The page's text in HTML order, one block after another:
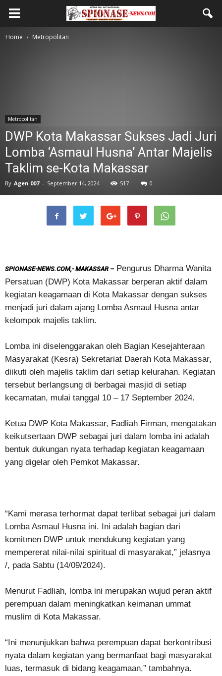
Home Metropolitan
Metropolitan
DWP Kota Makassar Sukses Jadi Juri
Lomba ‘Asmaul Husna’ Antar Majelis
Taklim se-Kota Makassar
By Agen 007 - September 14, 2024 517 0
SPIONASE-NEWS.COM,- MAKASSAR – Pengurus Dharma Wanita
Persatuan (DWP) Kota Makassar berperan aktif dalam
kegiatan keagamaan di Kota Makassar dengan sukses
menjadi juri dalam ajang Lomba Asmaul Husna antar
kelompok majelis taklim.
Lomba ini diselenggarakan oleh Bagian Kesejahteraan
Masyarakat (Kesra) Sekretariat Daerah Kota Makassar,
diikuti oleh majelis taklim dari setiap kelurahan. Kegiatan
tersebut berlangsung di berbagai masjid di setiap
kecamatan, mulai tanggal 10 – 17 September 2024.
Ketua DWP Kota Makassar, Fadliah Firman, mengatakan
keikutsertaan DWP sebagai juri dalam lomba ini adalah
bentuk dukungan nyata terhadap kegiatan keagamaan
yang digelar oleh Pemkot Makassar.
“Kami merasa terhormat dapat terlibat sebagai juri dalam
Lomba Asmaul Husna ini. Ini adalah bagian dari
komitmen DWP untuk mendukung kegiatan yang
mempererat nilai-nilai spiritual di masyarakat,” jelasnya
/, pada Sabtu (14/09/2024).
Menurut Fadliah, lomba ini merupakan wujud peran aktif
perempuan dalam meningkatkan keimanan ummat
muslim di Kota Makassar.
“Ini menunjukkan bahwa perempuan dapat berkontribusi
nyata dalam kegiatan yang bermanfaat bagi masyarakat
luas, termasuk di bidang keagamaan,” tambahnya.